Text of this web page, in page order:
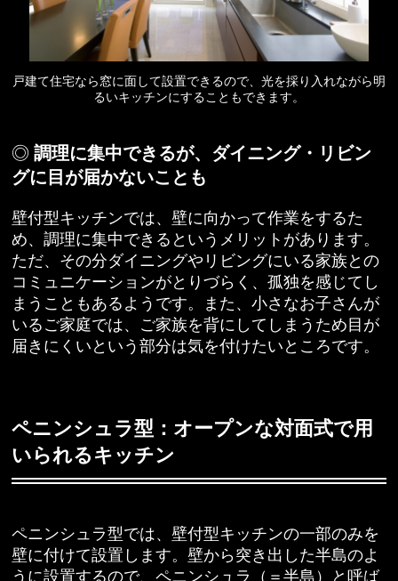
戸建て住宅なら窓に面して設置できるので、光を採り入れながら明
るいキッチンにすることもできます。
調理に集中できるが、ダイニング・リビン
グに目が届かないことも
壁付型キッチンでは、壁に向かって作業をするた
め、調理に集中できるというメリットがあります。
ただ、その分ダイニングやリビングにいる家族との
コミュニケーションがとりづらく、孤独を感じてし
まうこともあるようです。また、小さなお子さんが
いるご家庭では、ご家族を背にしてしまうため目が
届きにくいという部分は気を付けたいところです。
ペニンシュラ型：オープンな対面式で用
いられるキッチン
ペニンシュラ型では、壁付型キッチンの一部のみを
壁に付けて設置します。壁から突き出した半島のよ
うに設置するので、ペニンシュラ（＝半島）と呼ば